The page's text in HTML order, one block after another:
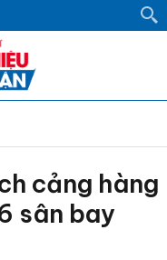
cảng hàng
sân bay